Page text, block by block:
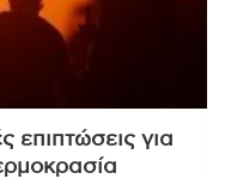
επιπτώσεις για